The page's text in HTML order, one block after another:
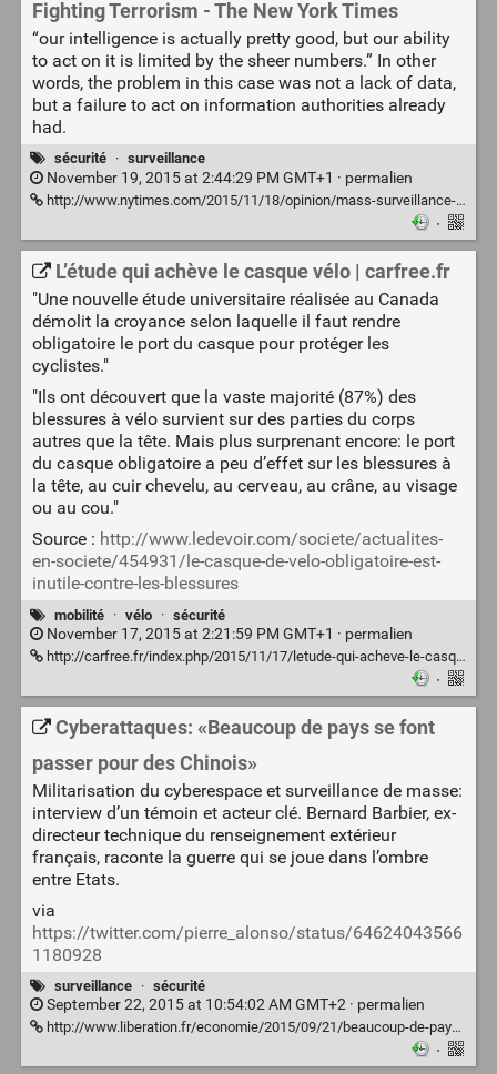
Fighting Terrorism - The New York Times
“our intelligence is actually pretty good, but our ability
to act on it is limited by the sheer numbers.” In other
words, the problem in this case was not a lack of data,
but a failure to act on information authorities already
had.
sécurité · surveillance
November 19, 2015 at 2:44:29 PM GMT+1 · permalien
http://www.nytimes.com/2015/11/18/opinion/mass-surveillance-isnt-the-answer-to-fighting-terrorism.html
·
L’étude qui achève le casque vélo | carfree.fr
"Une nouvelle étude universitaire réalisée au Canada
démolit la croyance selon laquelle il faut rendre
obligatoire le port du casque pour protéger les
cyclistes."
"Ils ont découvert que la vaste majorité (87%) des
blessures à vélo survient sur des parties du corps
autres que la tête. Mais plus surprenant encore: le port
du casque obligatoire a peu d’effet sur les blessures à
la tête, au cuir chevelu, au cerveau, au crâne, au visage
ou au cou."
Source : http://www.ledevoir.com/societe/actualites-
en-societe/454931/le-casque-de-velo-obligatoire-est-
inutile-contre-les-blessures
mobilité · vélo · sécurité
November 17, 2015 at 2:21:59 PM GMT+1 · permalien
http://carfree.fr/index.php/2015/11/17/letude-qui-acheve-le-casque-velo/
·
Cyberattaques: «Beaucoup de pays se font
passer pour des Chinois»
Militarisation du cyberespace et surveillance de masse:
interview d’un témoin et acteur clé. Bernard Barbier, ex-
directeur technique du renseignement extérieur
français, raconte la guerre qui se joue dans l’ombre
entre Etats.
via
https://twitter.com/pierre_alonso/status/64624043566
1180928
surveillance · sécurité
September 22, 2015 at 10:54:02 AM GMT+2 · permalien
http://www.liberation.fr/economie/2015/09/21/beaucoup-de-pays-se-font-passer-pour-des-chinois_1387621
·